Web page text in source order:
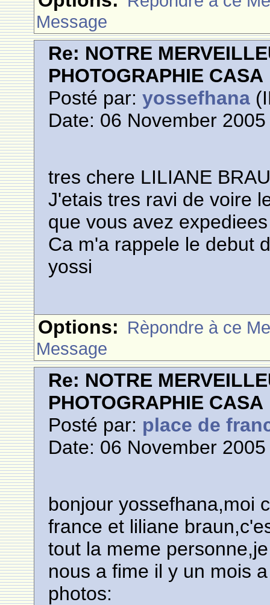
Message
Re: NOTRE
PHOTOGRAPHIE CASA
Posté par:yossefhana
Date: 06 November
tres chere LILIANE
J'etais tres ravi de voire
que vous avez
Ca m'a rappele le debut
yossi
Options: Rèpondre à ce
Message
Re: NOTRE
PHOTOGRAPHIE CASA
Posté par: place de
Date: 06 November
bonjour yossefhana,moi
france et liliane
tout la meme
nous a fime il y un mois
photos: